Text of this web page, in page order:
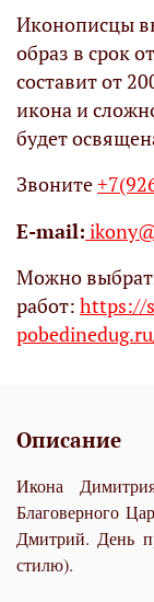
Иконописцы
образ в срок
составит от
икона и
будет
Звоните
Е-mail:
Можно
работ: https://
Описание
Икона
Благоверного
Дмитрий. День
стилю).